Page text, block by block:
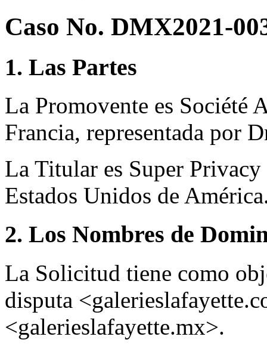
Caso No. DMX2021-
1. Las Partes
La Promovente es Société
Francia, representada por
La Titular es Super
Estados Unidos de
2. Los Nombres de
La Solicitud tiene como
disputa
<galerieslafayette.mx>.